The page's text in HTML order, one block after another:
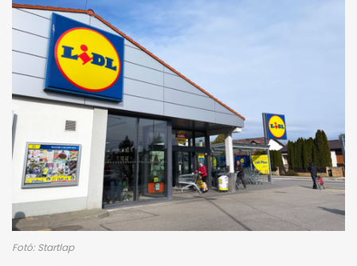
Fotó: Startlap